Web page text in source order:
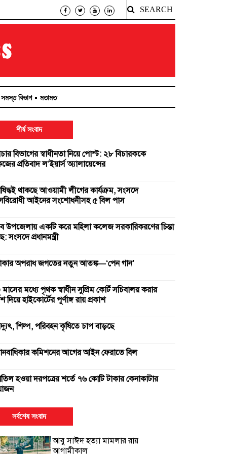
SEARCH
সমস্ত বিভাগ মতামত
শীর্ষ সংবাদ
বিভাগের স্বাধীনতা নিয়ে পোস্ট: ২৮ বিচারককে
প্রতিবাদ ল’ইয়ার্স অ্যালায়েন্সের
থাকছে আওয়ামী লীগের কার্যক্রম, সংসদে
আইনের সংশোধনীসহ ৫ বিল পাস
উপজেলায় একটি করে মহিলা কলেজ সরকারিকরণের চিন্তা
সংসদে প্রধানমন্ত্রী
অপরাধ জগতের নতুন আতঙ্ক—‘পেন গান’
মধ্যে পৃথক স্বাধীন সুপ্রিম কোর্ট সচিবালয় করার
দিয়ে হাইকোর্টের পূর্ণাঙ্গ রায় প্রকাশ
শিল্প, পরিবহন কৃষিতে চাপ বাড়ছে
কমিশনের আগের আইন ফেরাতে বিল
হওয়া দরপত্রের শর্তে ৭৬ কোটি টাকার কেনাকাটার
দুই সার কারখানা বন্ধ, আরেকটি বন্ধের পথে
উপাচার্যের ৫৪৭ দিনে ৪২৫ নিয়োগ
সর্বশেষ সংবাদ
আবু সাঈদ হত্যা মামলার রায়
আগামীকাল